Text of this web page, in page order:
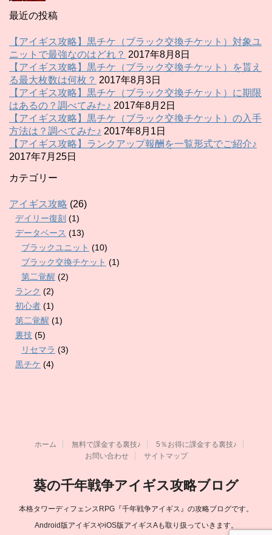
最近の投稿
【アイギス攻略】黒チケ（ブラック交換チケット）対象ユ
ニットで最強なのはどれ？ 2017年8月8日
【アイギス攻略】黒チケ（ブラック交換チケット）を貰え
る最大枚数は何枚？ 2017年8月3日
【アイギス攻略】黒チケ（ブラック交換チケット）に期限
はあるの？調べてみた♪ 2017年8月2日
【アイギス攻略】黒チケ（ブラック交換チケット）の入手
方法は？調べてみた♪ 2017年8月1日
【アイギス攻略】ランクアップ報酬を一覧形式でご紹介♪
2017年7月25日
カテゴリー
アイギス攻略 (26)
デイリー復刻 (1)
データベース (13)
ブラックユニット (10)
ブラック交換チケット (1)
第二覚醒 (2)
ランク (2)
初心者 (1)
第二覚醒 (1)
裏技 (5)
リセマラ (3)
黒チケ (4)
ホーム 無料で課金する裏技♪
5％お得に課金する裏技♪
お問い合わせ
サイトマップ
葵の千年戦争アイギス攻略ブログ
本格タワーディフェンスRPG『千年戦争アイギス』の攻略ブログです。
Android版アイギスやiOS版アイギスAも取り扱っていきます。